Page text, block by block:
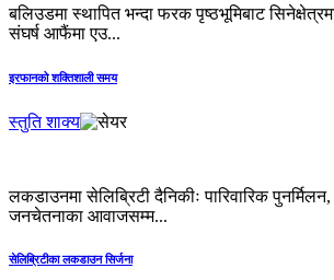
बलिउडमा स्थापित भन्दा फरक पृष्ठभूमिबाट
संघर्ष आफैंमा एउ...
इरफानको शक्तिशाली समय
स्तुति शाक्य
लकडाउनमा सेलिब्रिटी दैनिकीः पारिवारिक
जनचेतनाका आवाजसम्म...
सेलिब्रिटीका लकडाउन सिर्जना